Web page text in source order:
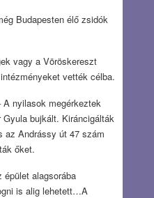
Budapesten élő zsidók
vagy a Vöröskereszt
vették célba.
nyilasok megérkeztek
bujkált. Kiráncigálták
az Andrássy út 47 szám
őket.
alagsorába
is alig lehetett…A